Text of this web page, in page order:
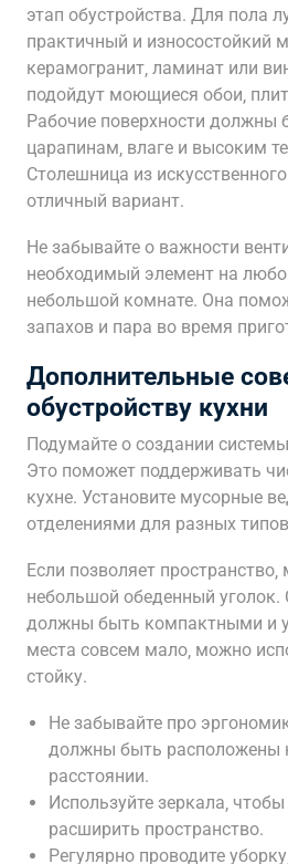
этап обустройства. Для пола
практичный и износостойкий
керамогранит‚ ламинат или
подойдут моющиеся обои‚
Рабочие поверхности должны
царапинам‚ влаге и высоким
Столешница из
отличный вариант.
Не забывайте о важности
необходимый элемент на
небольшой комнате. Она
запахов и пара во время
Дополнительные
обустройству кухни
Подумайте о создании
Это поможет поддерживать
кухне. Установите мусорные
отделениями для разных
Если позволяет
небольшой обеденный уголок.
должны быть компактными и
места совсем мало‚ можно
стойку.
Не забывайте про
должны быть расположены
расстоянии.
Используйте зеркала‚
расширить пространство.
Регулярно проводите